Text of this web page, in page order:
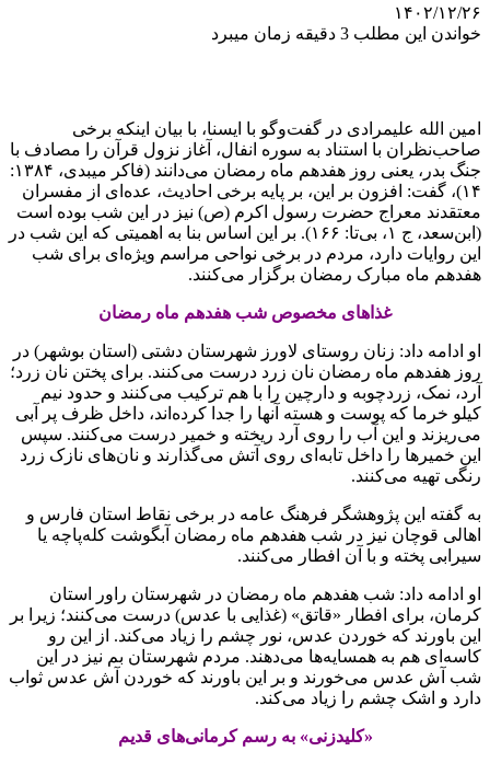
۱۴۰۲/۱۲/۲۶
خواندن این مطلب 3 دقیقه زمان میبرد
امین الله علیمرادی در گفت‌وگو با ایسنا، با بیان اینکه برخی
صاحب‌نظران با استناد به سوره انفال، آغاز نزول قرآن را مصادف با
جنگ بدر، یعنی روز هفدهم ماه رمضان می‌دانند (فاکر میبدی، ۱۳۸۴:
۱۴)، گفت: افزون بر این، بر پایه برخی احادیث، عده‌ای از مفسران
معتقدند معراج حضرت رسول اکرم (ص) نیز در این شب بوده است
(ابن‌سعد، ج ۱، بی‌تا: ۱۶۶). بر این اساس بنا به اهمیتی که این شب در
این روایات دارد، مردم در برخی نواحی مراسم ویژه‌ای برای شب
هفدهم ماه مبارک رمضان برگزار می‌کنند.
غذاهای مخصوص شب هفدهم ماه رمضان
او ادامه داد: زنان روستای لاورز شهرستان دشتی (استان بوشهر) در
روز هفدهم ماه رمضان نان زرد درست می‌کنند. برای پختن نان زرد؛
آرد، نمک، زردچوبه و دارچین را با هم ترکیب می‌کنند و حدود نیم
کیلو خرما که پوست و هسته آنها را جدا کرده‌اند، داخل ظرف پر آبی
می‌ریزند و این آب را روی آرد ریخته و خمیر درست می‌کنند. سپس
این خمیرها را داخل تابه‌ای روی آتش می‌گذارند و نان‌های نازک زرد
رنگی تهیه می‌کنند.
به گفته این پژوهشگر فرهنگ عامه در برخی نقاط استان فارس و
اهالی قوچان نیز در شب هفدهم ماه رمضان آبگوشت کله‌پاچه یا
سیرابی پخته و با آن افطار می‌کنند.
او ادامه داد: شب هفدهم ماه رمضان در شهرستان راور استان
کرمان، برای افطار «قاتق» (غذایی با عدس) درست می‌کنند؛ زیرا بر
این باورند که خوردن عدس، نور چشم را زیاد می‌کند. از این رو
کاسه‌ای هم به همسایه‌ها می‌دهند. مردم شهرستان بم نیز در این
شب آش عدس می‌خورند و بر این باورند که خوردن آش عدس ثواب
دارد و اشک چشم را زیاد می‌کند.
«کلیدزنی» به رسم کرمانی‌های قدیم